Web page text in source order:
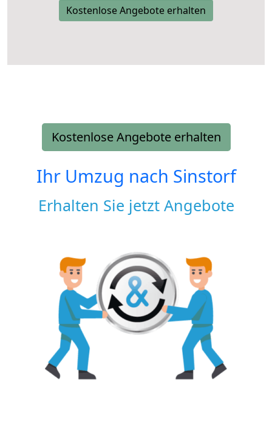
Kostenlose Angebote erhalten
Kostenlose Angebote erhalten
Ihr Umzug nach Sinstorf
Erhalten Sie jetzt Angebote